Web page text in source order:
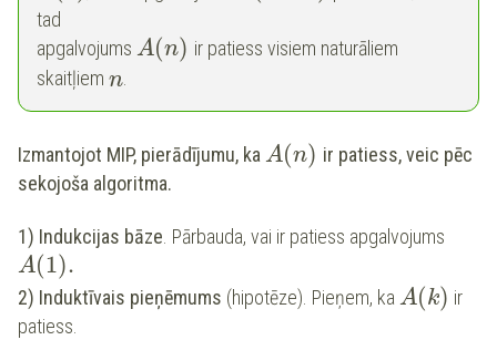
tad
apgalvojums A(n) ir patiess visiem naturāliem
skaitļiem n.
Izmantojot MIP, pierādījumu, ka A(n) ir patiess, veic pēc
sekojoša algoritma.
1) Indukcijas bāze. Pārbauda, vai ir patiess apgalvojums
A(1).
2) Induktīvais pieņēmums (hipotēze). Pieņem, ka A(k) ir
patiess.